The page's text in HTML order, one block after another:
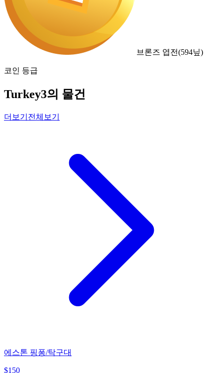
브론즈 엽전(594닢)
코인 등급
Turkey3의 물건
더보기 전체보기
에스톤 핑퐁/탁구대
$150